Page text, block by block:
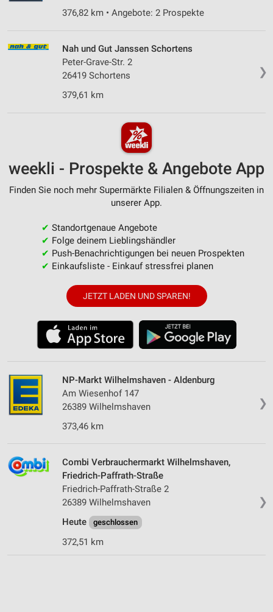
376,82 km • Angebote: 2 Prospekte
❯
Nah und Gut Janssen Schortens
Peter-Grave-Str. 2
26419 Schortens
379,61 km
weekli - Prospekte & Angebote App
Finden Sie noch mehr Supermärkte Filialen & Öffnungszeiten in
unserer App.
✔ Standortgenaue Angebote
✔ Folge deinem Lieblingshändler
✔ Push-Benachrichtigungen bei neuen Prospekten
✔ Einkaufsliste - Einkauf stressfrei planen
JETZT LADEN UND SPAREN!
❯
NP-Markt Wilhelmshaven - Aldenburg
Am Wiesenhof 147
26389 Wilhelmshaven
373,46 km
❯
Combi Verbrauchermarkt Wilhelmshaven,
Friedrich-Paffrath-Straße
Friedrich-Paffrath-Straße 2
26389 Wilhelmshaven
Heute
geschlossen
372,51 km